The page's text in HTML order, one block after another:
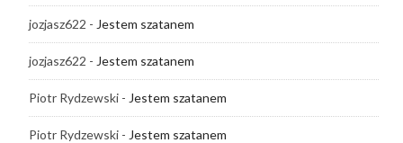
jozjasz622 - Jestem szatanem
jozjasz622 - Jestem szatanem
Piotr Rydzewski- Jestem szatanem
Piotr Rydzewski- Jestem szatanem